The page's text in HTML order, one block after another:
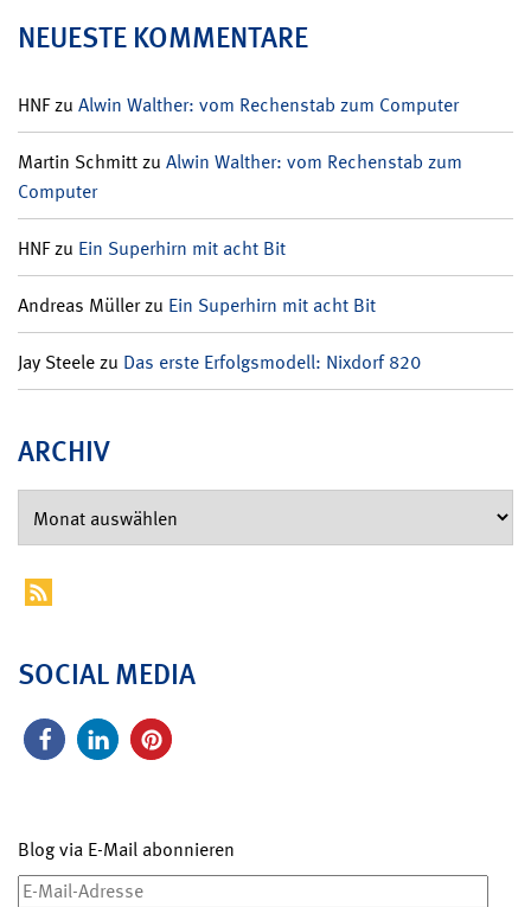
NEUESTE KOMMENTARE
HNFzu Alwin Walther: vom Rechenstab zum Computer
Martin Schmittzu Alwin Walther: vom Rechenstab zum
Computer
HNFzu Ein Superhirn mit acht Bit
Andreas Müllerzu Ein Superhirn mit acht Bit
Jay Steelezu Das erste Erfolgsmodell: Nixdorf 820
ARCHIV
SOCIAL MEDIA
Blog via E-Mail abonnieren
E-